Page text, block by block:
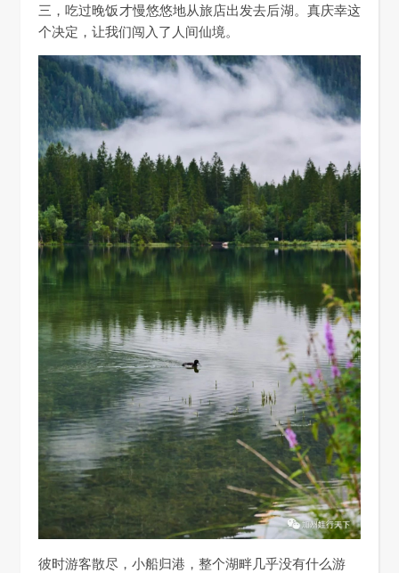
三，吃过晚饭才慢悠悠地从旅店出发去后湖。真庆幸这
个决定，让我们闯入了人间仙境。
彼时游客散尽，小船归港，整个湖畔几乎没有什么游